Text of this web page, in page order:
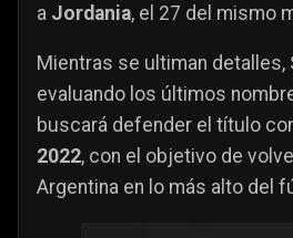
a Jordania, el 27 del mismo
Mientras se ultiman detalles,
evaluando los últimos
buscará defender el título
2022, con el objetivo de
Argentina en lo más alto del